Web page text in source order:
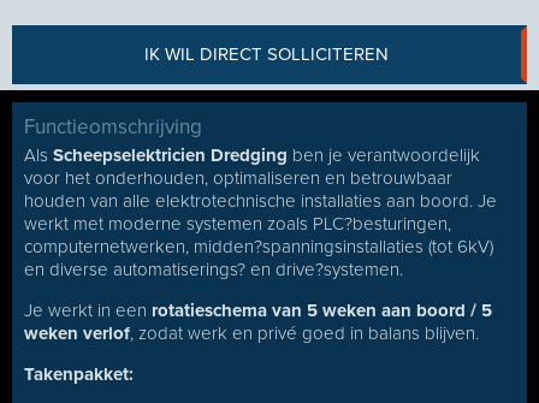
IK WIL DIRECT SOLLICITEREN
Functieomschrijving
Als Scheepselektricien Dredging ben je verantwoordelijk
voor het onderhouden, optimaliseren en betrouwbaar
houden van alle elektrotechnische installaties aan boord. Je
werkt met moderne systemen zoals PLC?besturingen,
computernetwerken, midden?spanningsinstallaties (tot 6kV)
en diverse automatiserings? en drive?systemen.
Je werkt in een rotatieschema van 5 weken aan boord / 5
weken verlof, zodat werk en privé goed in balans blijven.
Takenpakket: